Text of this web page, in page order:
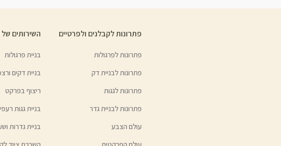
פתרונות לקבלנים ולפרטיים
פתרונות לפרגולות
פתרונות לבניית דק
פתרונות לגגות
פתרונות לבניית גדר
עולם הצבע
השירותים
בניית פרגולות
בניית דקים
ריצוף בפרקט
בניית גגות
בניית גדרות